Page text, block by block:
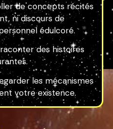
de concepts récités
ni discours de
édulcoré.
des histoires
les mécanismes
votre existence.